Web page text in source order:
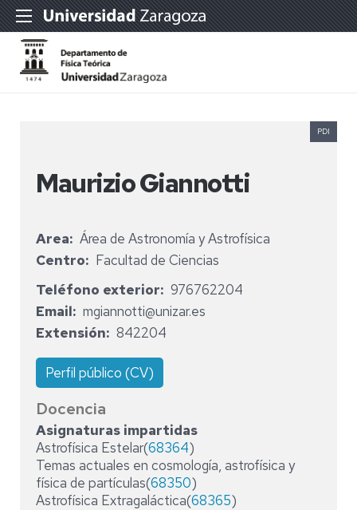
Maurizio Giannotti
PDI
Area
Área de Astronomía y Astrofísica
Centro
Facultad de Ciencias
Teléfono exterior
976762204
Email
mgiannotti@unizar.es
Extensión
842204
Perfil público (CV)
Docencia
Asignaturas impartidas
Astrofísica Estelar(68364)
Temas actuales en cosmología, astrofísica y
física de partículas(68350)
Astrofísica Extragaláctica(68365)